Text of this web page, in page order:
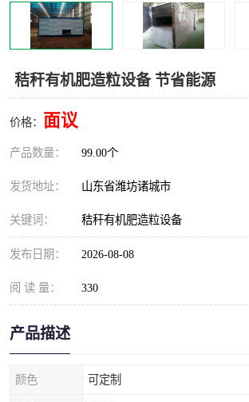
秸秆有机肥造粒设备 节省能源
价格： 面议
产品数量： 99.00个
发货地址： 山东省潍坊诸城市
关键词： 秸秆有机肥造粒设备
发布日期： 2026-08-08
阅 读 量： 330
产品描述
颜色 可定制